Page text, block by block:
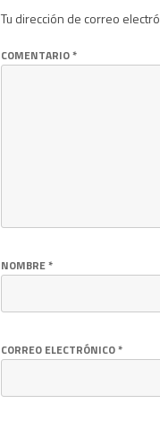
Tu dirección de correo
COMENTARIO*
NOMBRE*
CORREO ELECTRÓNICO*